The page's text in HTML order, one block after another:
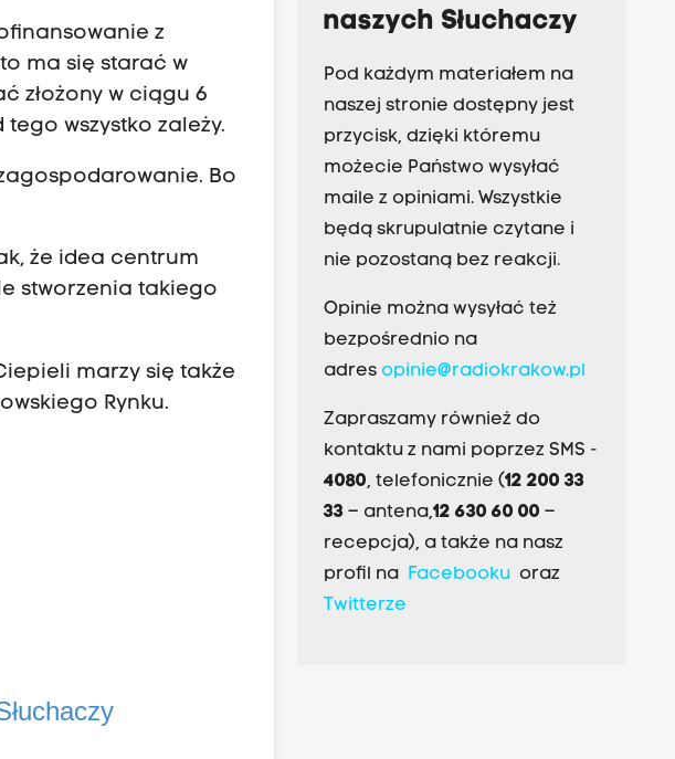
z
ma się starać w
złożony w ciągu 6
wszystko zależy.
Bo
że idea centrum
stworzenia takiego
marzy się także
Rynku.
naszych Słuchaczy
Pod każdym materiałem na
naszej stronie dostępny jest
przycisk, dzięki któremu
możecie Państwo wysyłać
maile z opiniami. Wszystkie
będą skrupulatnie czytane i
nie pozostaną bez reakcji.
Opinie można wysyłać też
bezpośrednio na
adres opinie@radiokrakow.pl
Zapraszamy również do
kontaktu z nami poprzez SMS -
4080, telefonicznie (12 200 33
33– antena,12 630 60 00 –
recepcja), a także na nasz
profil na Facebookuoraz
Twitterze